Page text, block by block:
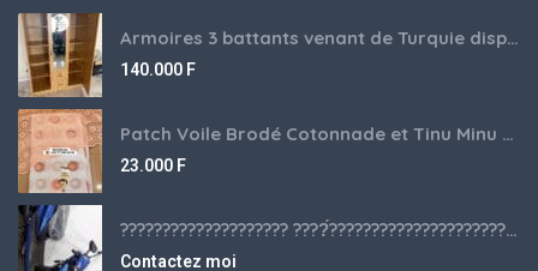
Armoires 3 battants venant de Turquie disponibles
140.000 F
Patch Voile Brodé Cotonnade et Tinu Minu de l’Inde ???????? ????
23.000 F
???????????????????? ????́???????????????????????????????????????? à vendre
Contactez moi